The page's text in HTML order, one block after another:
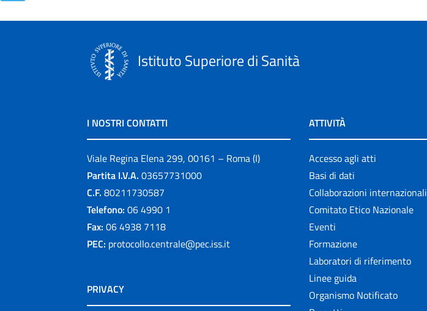
Istituto Superiore di Sanità
I NOSTRI CONTATTI
Viale Regina Elena 299, 00161 – Roma (I)
Partita I.V.A. 03657731000
C.F. 80211730587
Telefono: 06 4990 1
Fax: 06 4938 7118
PEC: protocollo.centrale@pec.iss.it
PRIVACY
ATTIVITÀ
Accesso agli atti
Basi di dati
Collaborazioni internazionali
Comitato Etico Nazionale
Eventi
Formazione
Laboratori di riferimento
Linee guida
Organismo Notificato